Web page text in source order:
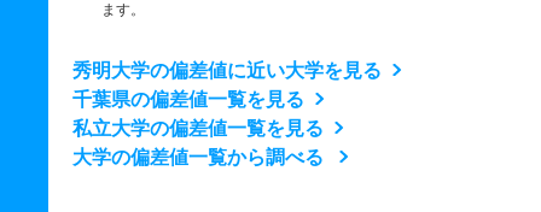
ます。
秀明大学の偏差値に近い大学を見る
千葉県の偏差値一覧を見る
私立大学の偏差値一覧を見る
大学の偏差値一覧から調べる